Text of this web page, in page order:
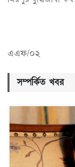
এএফ/০২
সম্পর্কিত খবর